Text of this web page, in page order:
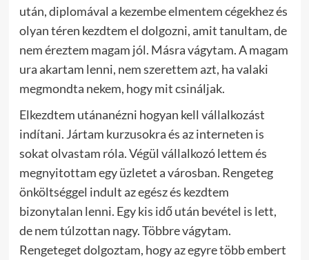
után, diplomával a kezembe elmentem cégekhez és
olyan téren kezdtem el dolgozni, amit tanultam, de
nem éreztem magam jól. Másra vágytam. A magam
ura akartam lenni, nem szerettem azt, ha valaki
megmondta nekem, hogy mit csináljak.
Elkezdtem utánanézni hogyan kell vállalkozást
indítani. Jártam kurzusokra és az interneten is
sokat olvastam róla. Végül vállalkozó lettem és
megnyitottam egy üzletet a városban. Rengeteg
önköltséggel indult az egész és kezdtem
bizonytalan lenni. Egy kis idő után bevétel is lett,
de nem túlzottan nagy. Többre vágytam.
Rengeteget dolgoztam, hogy az egyre több embert